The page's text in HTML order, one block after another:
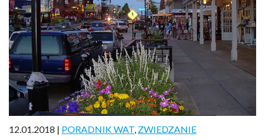
12.01.2018 | PORADNIK WAT, ZWIEDZANIE